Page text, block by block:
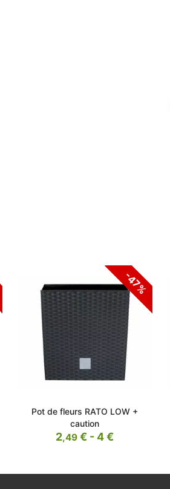
-47%
Pot de fleurs RATO LOW +
caution
2,49 € - 4 €